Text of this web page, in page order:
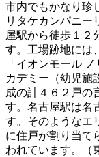
市内でもかなり珍
リタケカンパニー
屋駅から徒歩１２
す。工場跡地には
「イオンモール
カデミー（幼児施
成の計４６２戸の
す。名古屋駅は名
す。そのようなエ
に住戸が割り当て
われています。（